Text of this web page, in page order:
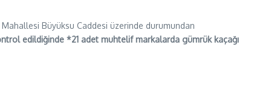
Mahallesi Büyüksu Caddesi üzerinde durumundan
edildiğinde *21 adet muhtelif markalarda gümrük kaçağı